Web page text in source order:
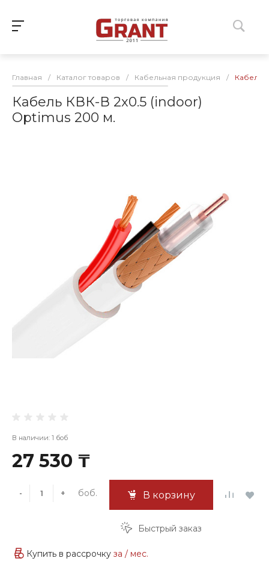
Главная / Каталог товаров / Кабельная продукция / Кабель
Кабель КВК-В 2х0.5 (indoor)
Optimus 200 м.
В наличии: 1 боб
27 530 ₸
- + боб. В корзину
Быстрый заказ
Купить в рассрочку за / мес.